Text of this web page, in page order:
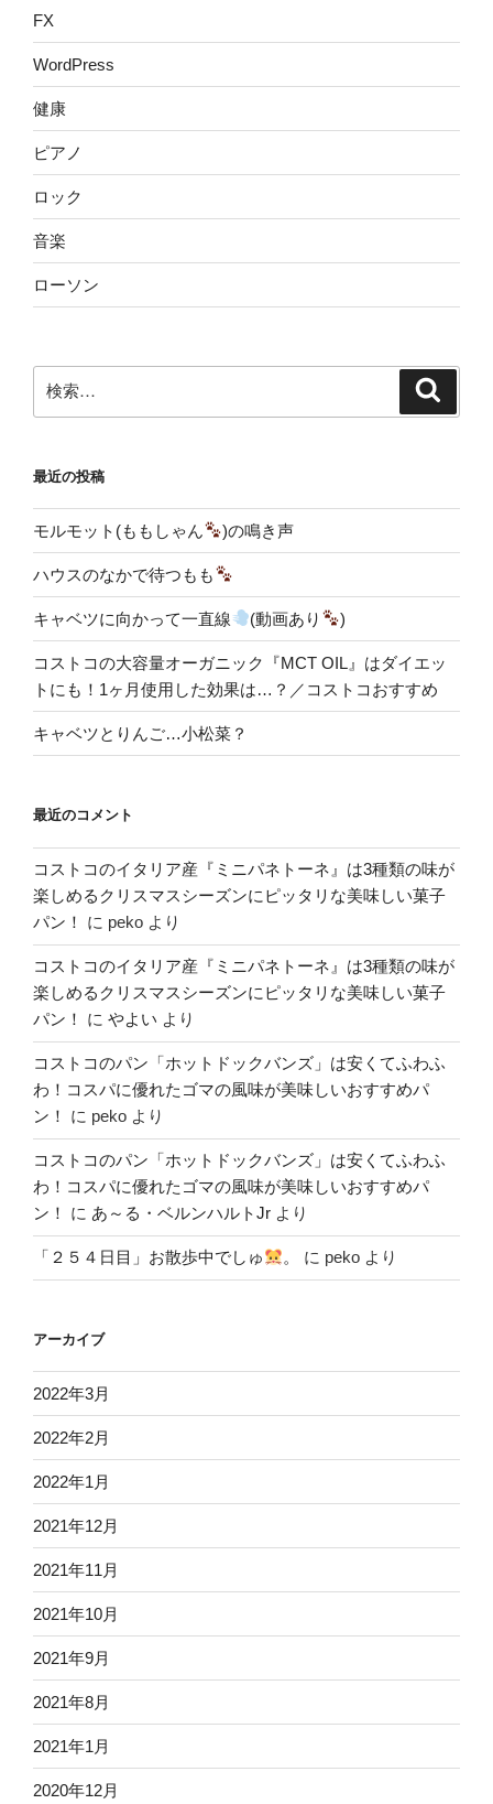
FX
WordPress
健康
ピアノ
ロック
音楽
ローソン
索:
最近の投稿
モルモット(ももしゃん )の鳴き声
ハウスのなかで待つもも
キャベツに向かって一直線 (動画あり )
コストコの大容量オーガニック『MCT OIL』はダイエッ
トにも！1ヶ月使用した効果は…？／コストコおすすめ
キャベツとりんご…小松菜？
最近のコメント
コストコのイタリア産『ミニパネトーネ』は3種類の味が
楽しめるクリスマスシーズンにピッタリな美味しい菓子
パン！
に peko より
コストコのイタリア産『ミニパネトーネ』は3種類の味が
楽しめるクリスマスシーズンにピッタリな美味しい菓子
パン！
に やよい より
コストコのパン「ホットドックバンズ」は安くてふわふ
わ！コスパに優れたゴマの風味が美味しいおすすめパ
ン！
に peko より
コストコのパン「ホットドックバンズ」は安くてふわふ
わ！コスパに優れたゴマの風味が美味しいおすすめパ
ン！
に あ～る・ベルンハルトJr より
「２５４日目」お散歩中でしゅ 。 に peko より
アーカイブ
2022年3月
2022年2月
2022年1月
2021年12月
2021年11月
2021年10月
2021年9月
2021年8月
2021年1月
2020年12月